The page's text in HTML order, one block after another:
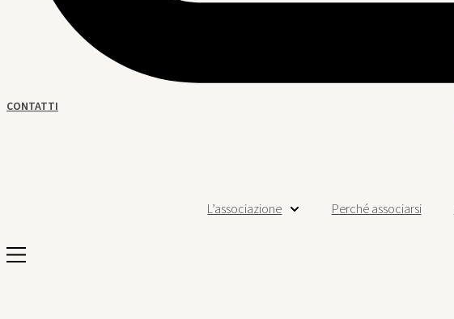
CONTATTI
L’associazione Perché associarsi